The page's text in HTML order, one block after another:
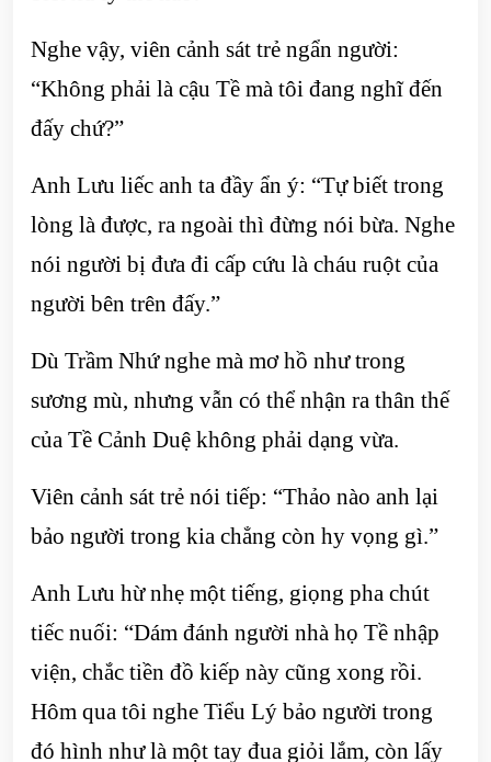
Nghe vậy, viên cảnh sát trẻ ngẩn người:
“Không phải là cậu Tề mà tôi đang nghĩ đến
đấy chứ?”
Anh Lưu liếc anh ta đầy ẩn ý: “Tự biết trong
lòng là được, ra ngoài thì đừng nói bừa. Nghe
nói người bị đưa đi cấp cứu là cháu ruột của
người bên trên đấy.”
Dù Trầm Nhứ nghe mà mơ hồ như trong
sương mù, nhưng vẫn có thể nhận ra thân thế
của Tề Cảnh Duệ không phải dạng vừa.
Viên cảnh sát trẻ nói tiếp: “Thảo nào anh lại
bảo người trong kia chẳng còn hy vọng gì.”
Anh Lưu hừ nhẹ một tiếng, giọng pha chút
tiếc nuối: “Dám đánh người nhà họ Tề nhập
viện, chắc tiền đồ kiếp này cũng xong rồi.
Hôm qua tôi nghe Tiểu Lý bảo người trong
đó hình như là một tay đua giỏi lắm, còn lấy